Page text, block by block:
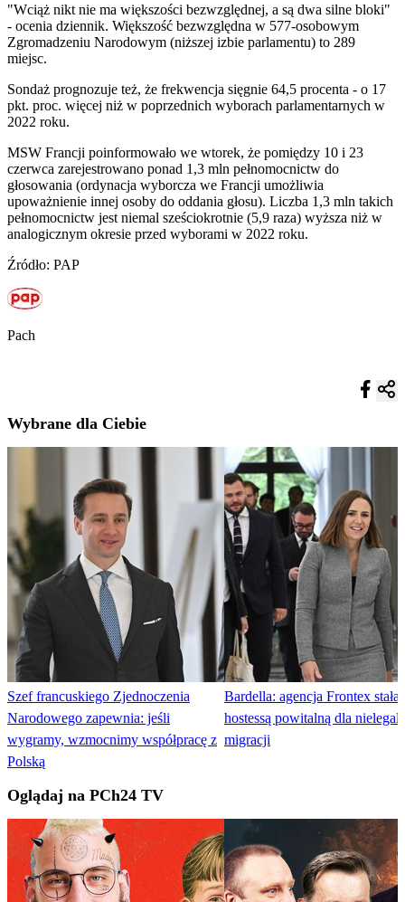
"Wciąż nikt nie ma większości bezwzględnej, a są dwa silne bloki"
- ocenia dziennik. Większość bezwzględna w 577-osobowym
Zgromadzeniu Narodowym (niższej izbie parlamentu) to 289
miejsc.
Sondaż prognozuje też, że frekwencja sięgnie 64,5 procenta - o 17
pkt. proc. więcej niż w poprzednich wyborach parlamentarnych w
2022 roku.
MSW Francji poinformowało we wtorek, że pomiędzy 10 i 23
czerwca zarejestrowano ponad 1,3 mln pełnomocnictw do
głosowania (ordynacja wyborcza we Francji umożliwia
upoważnienie innej osoby do oddania głosu). Liczba 1,3 mln takich
pełnomocnictw jest niemal sześciokrotnie (5,9 raza) wyższa niż w
analogicznym okresie przed wyborami w 2022 roku.
Źródło: PAP
Pach
Wybrane dla Ciebie
Szef francuskiego Zjednoczenia
Narodowego zapewnia: jeśli
wygramy, wzmocnimy współpracę z
Polską
Bardella: agencja Frontex stała
hostessą powitalną dla
migracji
Oglądaj na PCh24 TV